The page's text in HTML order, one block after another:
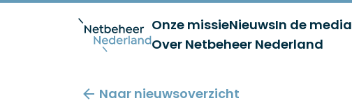
Onze missieNieuwsIn de media
Over Netbeheer Nederland
Naar nieuwsoverzicht